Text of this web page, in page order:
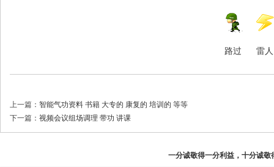
路过 雷人
上一篇： 智能气功资料 书籍 大专的 康复的 培训的 等等
下一篇： 视频会议组场调理 带功 讲课
一分诚敬得一分利益，十分诚